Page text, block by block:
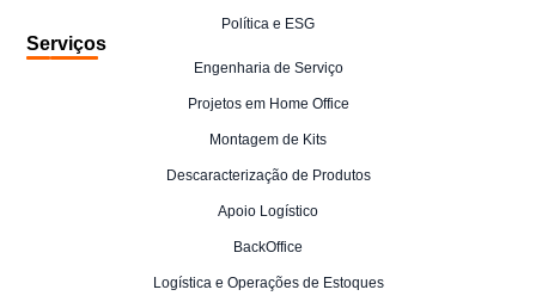
Política e ESG
Serviços
Engenharia de Serviço
Projetos em Home Office
Montagem de Kits
Descaracterização de Produtos
Apoio Logístico
BackOffice
Logística e Operações de Estoques